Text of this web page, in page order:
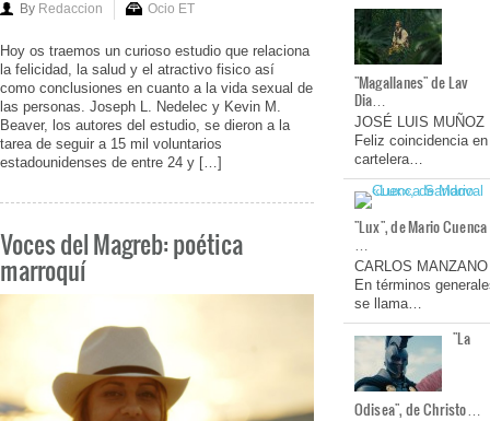
By Redaccion Ocio ET
Hoy os traemos un curioso estudio que relaciona
la felicidad, la salud y el atractivo fisico así
como conclusiones en cuanto a la vida sexual de
las personas. Joseph L. Nedelec y Kevin M.
Beaver, los autores del estudio, se dieron a la
tarea de seguir a 15 mil voluntarios
estadounidenses de entre 24 y […]
Voces del Magreb: poética
marroquí
"Magallanes" de Lav
Dia…
JOSÉ LUIS MUÑOZ
Feliz coincidencia en
cartelera…
"Lux", de Mario Cuenca
…
CARLOS MANZANO
En términos
se llama…
"La
Odisea", de Christo…